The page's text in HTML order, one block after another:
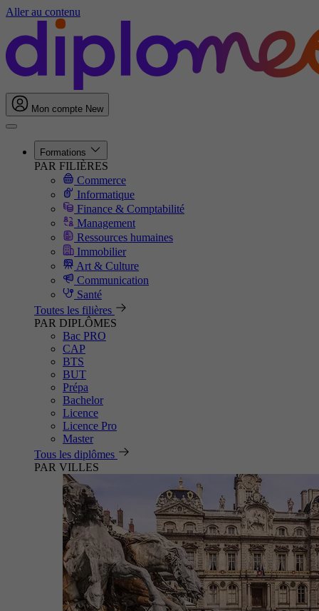
Aller au contenu
Mon compte New
Formations
PAR FILIÈRES
Commerce
Informatique
Finance & Comptabilité
Management
Ressources humaines
Immobilier
Art & Culture
Communication
Santé
Toutes les filières
PAR DIPLÔMES
Bac PRO
CAP
BTS
BUT
Prépa
Bachelor
Licence
Licence Pro
Master
Tous les diplômes
PAR VILLES